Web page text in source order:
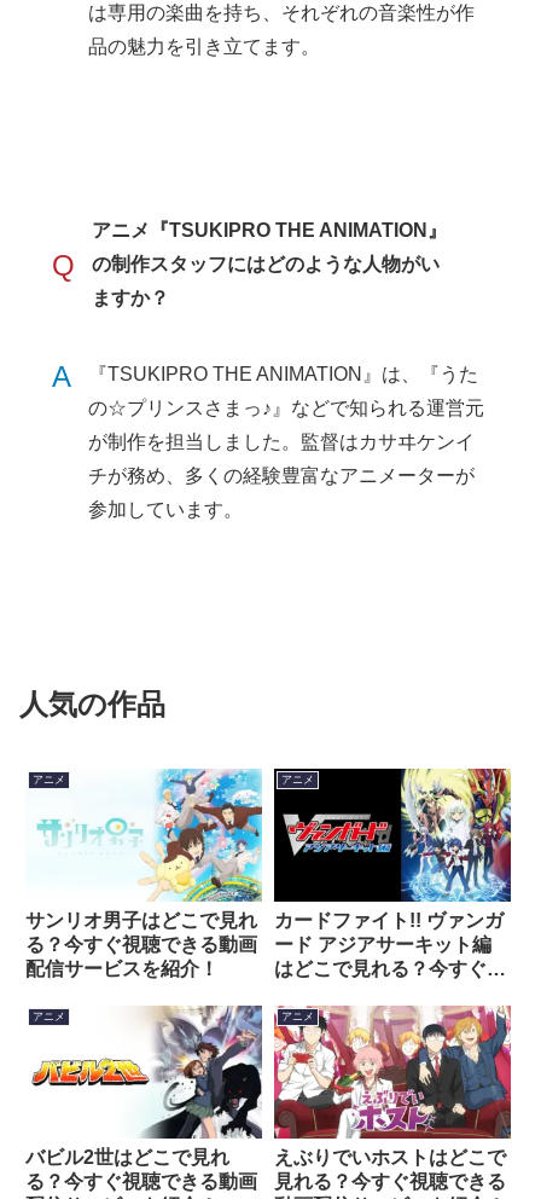
は専用の楽曲を持ち、それぞれの音楽性が作
品の魅力を引き立てます。
Q
アニメ『TSUKIPRO THE ANIMATION』
の制作スタッフにはどのような人物がい
ますか？
A
『TSUKIPRO THE ANIMATION』は、『うた
の☆プリンスさまっ♪』などで知られる運営元
が制作を担当しました。監督はカサヰケンイ
チが務め、多くの経験豊富なアニメーターが
参加しています。
人気の作品
アニメ
サンリオ男子はどこで見れ
る？今すぐ視聴できる動画
配信サービスを紹介！
アニメ
カードファイト!! ヴァンガ
ード アジアサーキット編
はどこで見れる？今すぐ視
を紹介！
アニメ
バビル2世はどこで見れ
る？今すぐ視聴できる動画
アニメ
えぶりでいホストはどこで
見れる？今すぐ視聴できる